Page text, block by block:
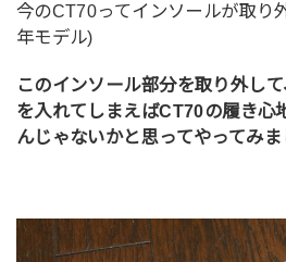
今のCT70ってインソールが取り
年モデル)
このインソール部分を取り外し
を入れてしまえばCT70の履き心
んじゃないかと思ってやってみま